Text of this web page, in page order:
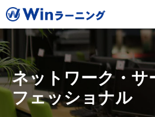
ネットワーク・サ
フェッショナル